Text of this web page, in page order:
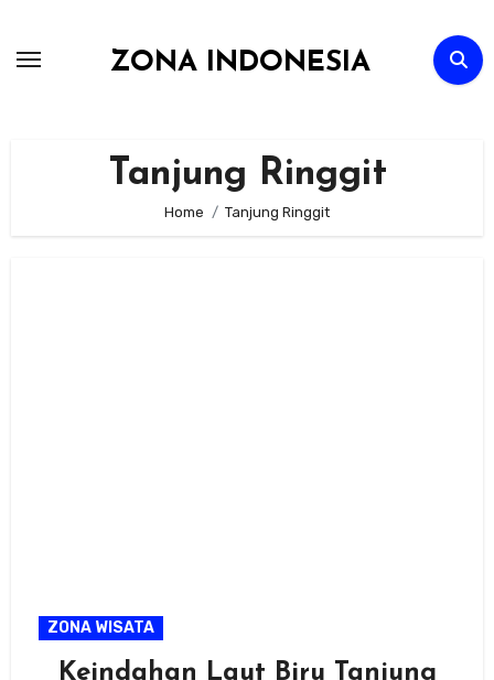
ZONA INDONESIA
Tanjung Ringgit
Home Tanjung Ringgit
ZONA WISATA
Keindahan Laut Biru Tanjung